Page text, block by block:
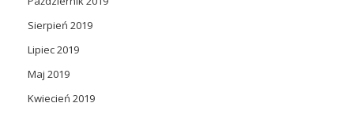
Sierpień 2019
Lipiec 2019
Maj 2019
Kwiecień 2019